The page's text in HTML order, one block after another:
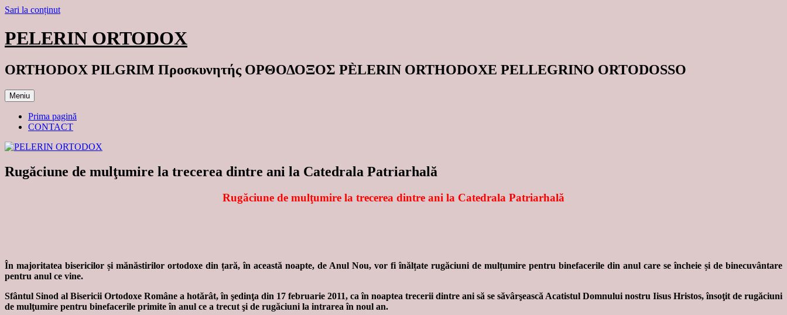
Sari la conținut
PELERIN ORTODOX
ORTHODOX PILGRIM Προσκυνητής ΟΡΘΟΔΟΞΟΣ PÈLERIN ORTHODOXE PELLEGRINO ORTODOSSO
Meniu
Prima pagină
CONTACT
Rugăciune de mulţumire la trecerea dintre ani la Catedrala Patriarhală
Rugăciune de mulţumire la trecerea dintre ani la Catedrala Patriarhală
În majoritatea bisericilor și mănăstirilor ortodoxe din țară, în această noapte, de Anul Nou, vor fi înălțate rugăciuni de mulțumire pentru binefacerile din anul care se încheie și de binecuvântare
pentru anul ce vine.
Sfântul Sinod al Bisericii Ortodoxe Române a hotărât, în şedinţa din 17 februarie 2011, ca în noaptea trecerii dintre ani să se săvârşească Acatistul Domnului nostru Iisus Hristos, însoţit de rugăciuni
de mulţumire pentru binefacerile primite în anul ce a trecut şi de rugăciuni la intrarea în noul an.